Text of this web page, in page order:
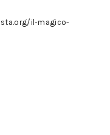
il-magico-